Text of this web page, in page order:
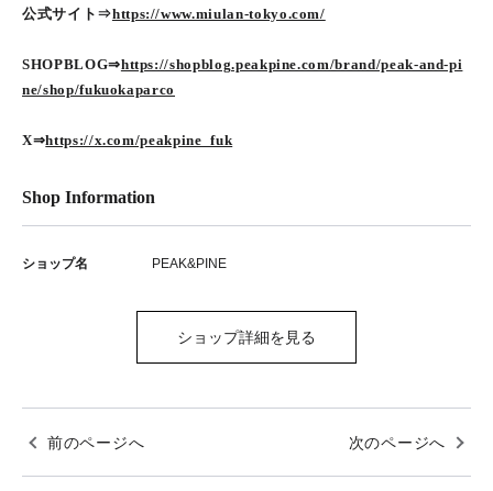
公式サイト⇒https://www.miulan-tokyo.com/
SHOPBLOG⇒https://shopblog.peakpine.com/brand/peak-and-pi
ne/shop/fukuokaparco
X⇒https://x.com/peakpine_fuk
Shop Information
ショップ名 PEAK&PINE
ショップ詳細を見る
前のページへ 次のページへ